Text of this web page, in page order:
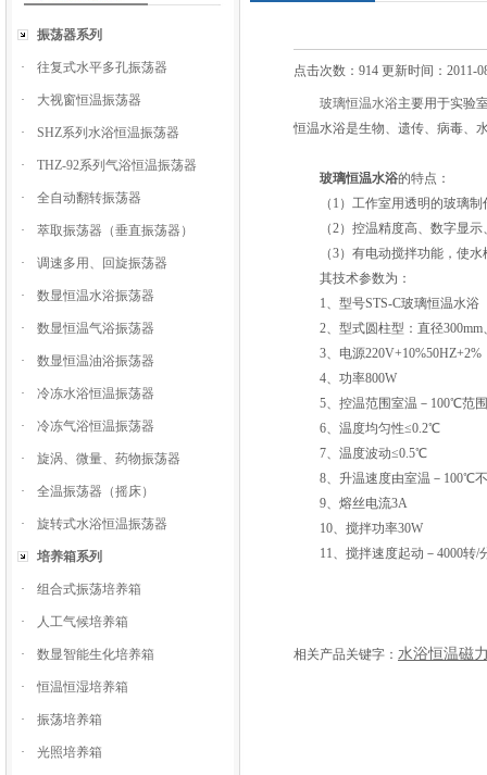
振荡器系列
· 往复式水平多孔振荡器
· 大视窗恒温振荡器
· SHZ系列水浴恒温振荡器
· THZ-92系列气浴恒温振荡器
· 全自动翻转振荡器
· 萃取振荡器（垂直振荡器）
· 调速多用、回旋振荡器
· 数显恒温水浴振荡器
· 数显恒温气浴振荡器
· 数显恒温油浴振荡器
· 冷冻水浴恒温振荡器
· 冷冻气浴恒温振荡器
· 旋涡、微量、药物振荡器
· 全温振荡器（摇床）
· 旋转式水浴恒温振荡器
培养箱系列
· 组合式振荡培养箱
· 人工气候培养箱
· 数显智能生化培养箱
· 恒温恒湿培养箱
· 振荡培养箱
· 光照培养箱
点击次数：914 更新时间：2011-
玻璃恒温水浴主要用于实验
恒温水浴是生物、遗传、病毒、
玻璃恒温水浴的特点：
（1）工作室用透明的玻璃制
（2）控温精度高、数字显示
（3）有电动搅拌功能，使水
其技术参数为：
1、型号STS-C玻璃恒温水浴
2、型式圆柱型：直径300mm
3、电源220V+10%50HZ+2%
4、功率800W
5、控温范围室温－100℃范围
6、温度均匀性≤0.2℃
7、温度波动≤0.5℃
8、升温速度由室温－100℃不
9、熔丝电流3A
10、搅拌功率30W
11、搅拌速度起动－4000转/
相关产品关键字： 水浴恒温磁